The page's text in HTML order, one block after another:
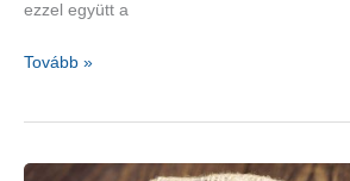
ezzel együtt a
A
gyümölcsök
Tovább »